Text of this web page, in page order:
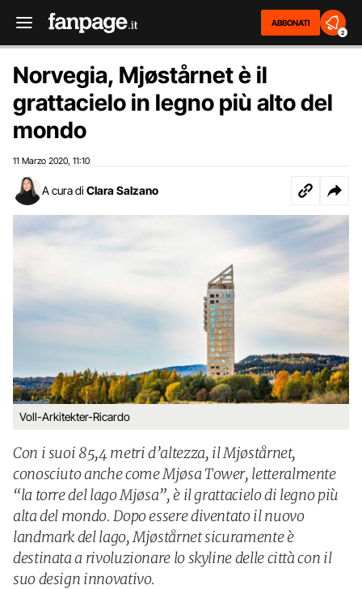
ABBONATI
2
Norvegia, Mjøstårnet è il
grattacielo in legno più alto del
mondo
11 Marzo 2020 11:10
A cura di Clara Salzano
Voll-Arkitekter-Ricardo
Con i suoi 85,4 metri d’altezza, il Mjøstårnet,
conosciuto anche come Mjøsa Tower, letteralmente
“la torre del lago Mjøsa”, è il grattacielo di legno più
alta del mondo. Dopo essere diventato il nuovo
landmark del lago, Mjøstårnet sicuramente è
destinata a rivoluzionare lo skyline delle città con il
suo design innovativo.